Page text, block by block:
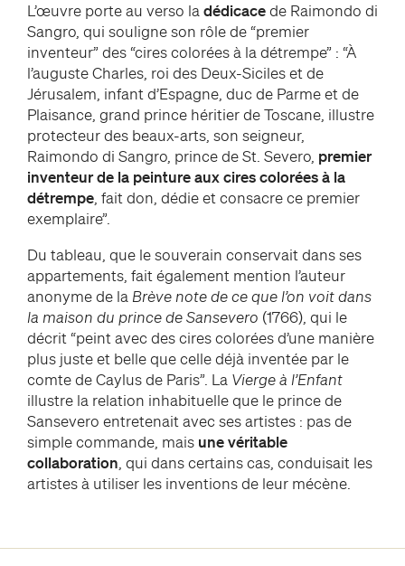
L’œuvre porte au verso la dédicacede Raimondo di
Sangro, qui souligne son rôle de “premier
inventeur” des “cires colorées à la détrempe” : “À
l’auguste Charles, roi des Deux-Siciles et de
Jérusalem, infant d’Espagne, duc de Parme et de
Plaisance, grand prince héritier de Toscane, illustre
protecteur des beaux-arts, son seigneur,
Raimondo di Sangro, prince de St. Severo, premier
inventeur de la peinture aux cires colorées à la
détrempe, fait don, dédie et consacre ce premier
exemplaire”.
Du tableau, que le souverain conservait dans ses
appartements, fait également mention l’auteur
anonyme de la Brève note de ce que l’on voit dans
la maison du prince de Sansevero (1766), qui le
décrit “peint avec des cires colorées d’une manière
plus juste et belle que celle déjà inventée par le
comte de Caylus de Paris”. La Vierge à l’Enfant
illustre la relation inhabituelle que le prince de
Sansevero entretenait avec ses artistes : pas de
simple commande, mais une véritable
collaboration , qui dans certains cas, conduisait les
artistes à utiliser les inventions de leur mécène.